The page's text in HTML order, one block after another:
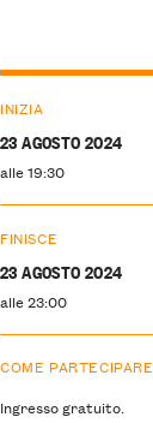
INIZIA
23 AGOSTO 2024
alle 19:30
FINISCE
23 AGOSTO 2024
alle 23:00
COME PARTECIPARE
Ingresso gratuito.